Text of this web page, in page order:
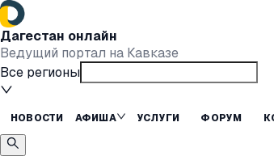
Дагестан онлайн
Ведущий портал на Кавказе
Все регионы
НОВОСТИ АФИША УСЛУГИ ФОРУМ